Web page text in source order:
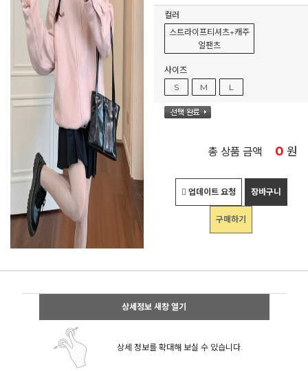
컬러
스트라이프티셔츠+캐주
얼팬츠
사이즈
S
M L
총 상품 금액 0 원
업데이트 요청 장바구니
구매하기
상세정보 새창 열기
상세 정보를 확대해 보실 수 있습니다.